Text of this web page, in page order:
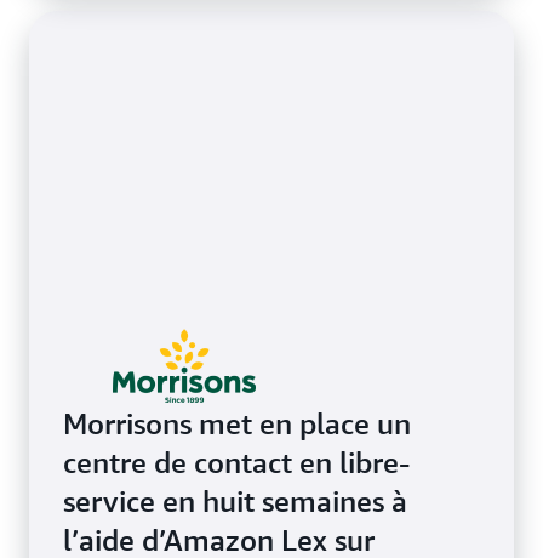
Morrisons met en place un
centre de contact en libre-
service en huit semaines à
l’aide d’Amazon Lex sur